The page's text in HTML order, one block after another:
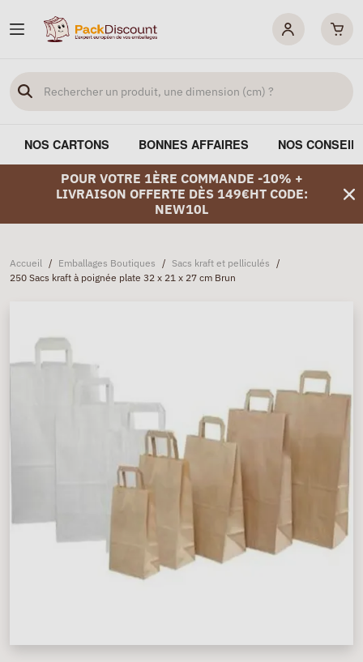
NOS CARTONS BONNES AFFAIRES NOS
POUR VOTRE 1ÈRE COMMANDE -10% +
LIVRAISON OFFERTE DÈS 149€HT CODE:
NEW10L
Accueil / Emballages Boutiques / Sacs kraft et pelliculés /
250 Sacs kraft à poignée plate 32 x 21 x 27 cm Brun